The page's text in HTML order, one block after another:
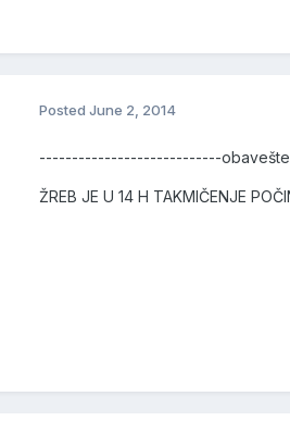
Posted June 2, 2014
----------------------------
ŽREB JE U 14 H TAKMIČENJE